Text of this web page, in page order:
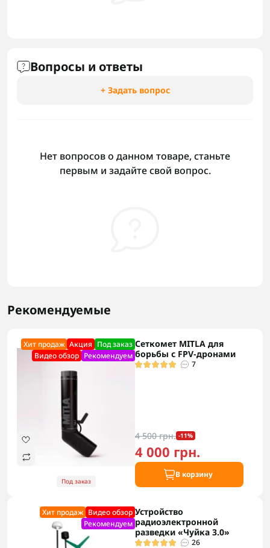
Вопросы и ответы
+ Задать вопрос
Нет вопросов о данном товаре, станьте
первым и задайте свой вопрос.
Рекомендуемые
Хит продаж Акция Под заказ
Видео обзор Рекомендуем
Под заказ
Сеткомет MITLA для
борьбы с FPV-дронами
7
4 500 грн. -11%
4 000 грн.
В корзину
Хит продаж Видео обзор
Рекомендуем
Устройство
радиоэлектронной
разведки «Чуйка 3.0»
26